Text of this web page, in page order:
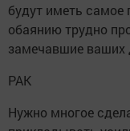
будут иметь
обаянию трудно
замечавшие ваших
РАК
Нужно многое